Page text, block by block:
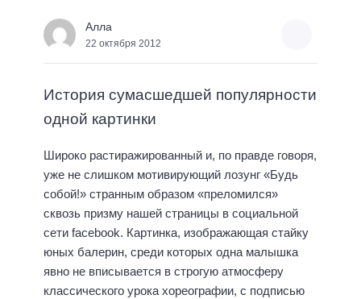
Алла
22 октября 2012
История сумасшедшей популярности
одной картинки
Широко растиражированный и, по правде говоря,
уже не слишком мотивирующий лозунг «Будь
собой!» странным образом «преломился»
сквозь призму нашей страницы в социальной
сети facebook. Картинка, изображающая стайку
юных балерин, среди которых одна малышка
явно не вписывается в строгую атмосферу
классического урока хореографии, с подписью